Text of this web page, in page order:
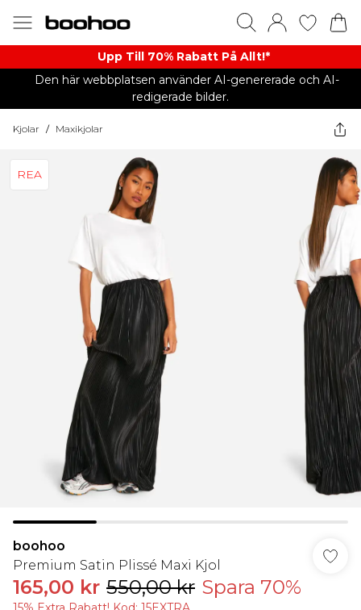
Upp Till 70% Rabatt På Allt!*
Den här webbplatsen använder AI-genererade och AI-
redigerade bilder.
Kjolar / Maxikjolar
REA
boohoo
Premium Satin Plissé Maxi Kjol
165,00 kr 550,00 kr Spara 70%